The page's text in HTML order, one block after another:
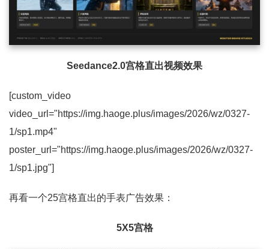
Seedance2.0宫格直出视频效果
[custom_video
video_url="https://img.haoge.plus/images/2026/wz/0327-
1/sp1.mp4"
poster_url="https://img.haoge.plus/images/2026/wz/0327-
1/sp1.jpg"]
再看一个25宫格直出的手表广告效果：
5X5宫格